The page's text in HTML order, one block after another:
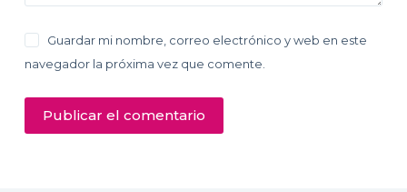
Guardar mi nombre, correo electrónico y web en este
navegador la próxima vez que comente.
Publicar el comentario